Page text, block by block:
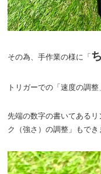
その為、手作業の様に「
トリガーでの「速度の調整
先端の数字の書いてある
ク（強さ）の調整」もでき